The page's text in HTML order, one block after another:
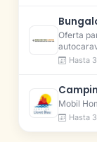
Oferta
Hasta
Mobil
Hasta